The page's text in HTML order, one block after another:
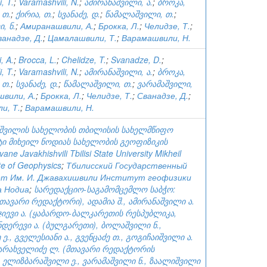
თ.; ქირია, თ.; სვანაძე, დ.; წამალაშვილი, თ.;
ნ.;Амиранашвили, А.; Брокка, Л.; Челидзе, Т.;
Д.; Цамалашвили, Т.; Варамашвили, Н.
A.; Brocca, L.; Chelidze, T.; Svanadze, D.;
T.; Varamashvili, N.; ამირანაშვილი, ა.; ბროკა,
თ.; სვანაძე, დ.; წამალაშვილი, თ.; ვარამაშვილი,
А.; Брокка, Л.; Челидзе, Т.; Сванадзе, Д.;
Т.; Варамашвили, Н.
სახელობის თბილისის სახელმწიფო
მიხეილ ნოდიას სახელობის გეოფიზიკის
Javakhishvili Tbilisi State University Mikheil
of Geophysics; Тбилисский Государственный
Им. И. Джавахишвили Институт геофизики
Нодиа; სარედაქციო-საგამომცემლო საბჭო:
რედაქტორი), ადამია შ., ამირანაშვილი ა.
ა. (ყაბარდო-ბალკარეთის რესპუბლიკა,
ა. (ბულგარეთი), ბოლაშვილი ნ.,
გველესიანი ა., გვენცაძე თ., გოგიჩაიშვილი ა.
ლ. (მთავარი რედაქტორის
ე., ვარამაშვილი ნ., ზაალიშვილი